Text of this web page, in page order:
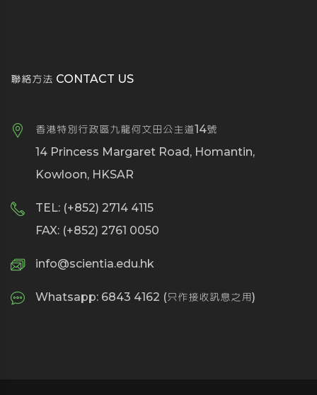
聯絡方法 CONTACT US
香港特別行政區九龍何文田公主道14號
14 Princess Margaret Road, Homantin,
Kowloon, HKSAR
TEL: (+852) 2714 4115
FAX: (+852) 2761 0050
info@scientia.edu.hk
Whatsapp: 6843 4162 (只作接收訊息之用)